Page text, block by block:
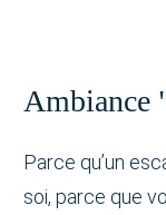
Ambiance
Parce qu’un
soi, parce que